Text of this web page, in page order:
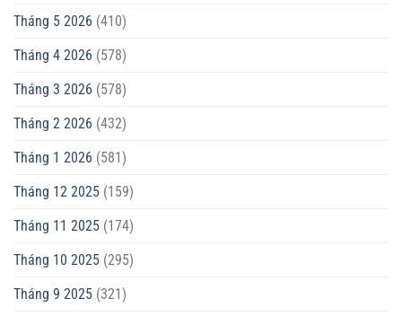
Tháng 5 2026 (410)
Tháng 4 2026 (578)
Tháng 3 2026 (578)
Tháng 2 2026 (432)
Tháng 1 2026 (581)
Tháng 12 2025 (159)
Tháng 11 2025 (174)
Tháng 10 2025 (295)
Tháng 9 2025 (321)